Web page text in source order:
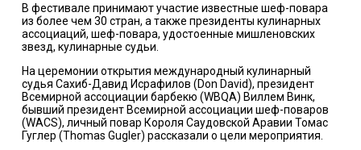
В фестивале принимают участие известные шеф-повара
из более чем 30 стран, а также президенты кулинарных
ассоциаций, шеф-повара, удостоенные мишленовских
звезд, кулинарные судьи.
На церемонии открытия международный кулинарный
судья Сахиб-Давид Исрафилов (Don David), президент
Всемирной ассоциации барбекю (WBQA) Виллем Винк,
бывший президент Всемирной ассоциации шеф-поваров
(WACS), личный повар Короля Саудовской Аравии Томас
Гуглер (Thomas Gugler) рассказали о цели мероприятия.